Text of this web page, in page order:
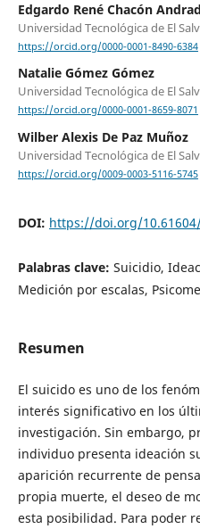
Edgardo René Chacón
Universidad Tecnológica de El
https://orcid.org/0000-0001-8490-6384
Natalie Gómez Gómez
Universidad Tecnológica de El
https://orcid.org/0000-0001-8659-8071
Wilber Alexis De Paz Muñoz
Universidad Tecnológica de El
https://orcid.org/0009-0003-5116-5745
DOI: https://doi.org/
Palabras clave: Suicidio,
Medición por escalas,
Resumen
El suicido es uno de los
interés significativo en los
investigación. Sin embargo,
individuo presenta ideación
aparición recurrente de
propia muerte, el deseo de
esta posibilidad. Para poder